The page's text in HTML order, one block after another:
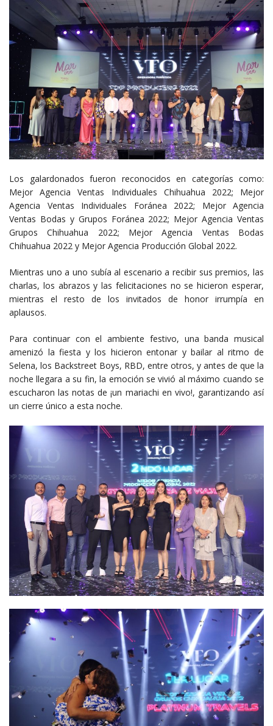
Los galardonados fueron reconocidos en categorías como:
Mejor Agencia Ventas Individuales Chihuahua 2022; Mejor
Agencia Ventas Individuales Foránea 2022; Mejor Agencia
Ventas Bodas y Grupos Foránea 2022; Mejor Agencia Ventas
Grupos Chihuahua 2022; Mejor Agencia Ventas Bodas
Chihuahua 2022 y Mejor Agencia Producción Global 2022.
Mientras uno a uno subía al escenario a recibir sus premios, las
charlas, los abrazos y las felicitaciones no se hicieron esperar,
mientras el resto de los invitados de honor irrumpía en
aplausos.
Para continuar con el ambiente festivo, una banda musical
amenizó la fiesta y los hicieron entonar y bailar al ritmo de
Selena, los Backstreet Boys, RBD, entre otros, y antes de que la
noche llegara a su fin, la emoción se vivió al máximo cuando se
escucharon las notas de ¡un mariachi en vivo!, garantizando así
un cierre único a esta noche.